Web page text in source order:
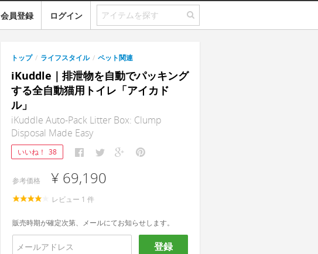
会員登録 ログイン
トップ / ライフスタイル / ペット関連
iKuddle｜排泄物を自動でパッキング
する全自動猫用トイレ「アイカド
ル」
iKuddle Auto-Pack Litter Box: Clump
Disposal Made Easy
いいね！ 38
参考価格 ¥ 69,190
レビュー 1 件
販売時期が確定次第、メールにてお知らせします。
登録